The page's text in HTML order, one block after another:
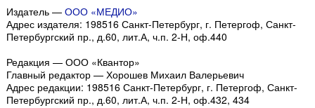
Издатель — ООО «МЕДИО»
Адрес издателя: 198516 Санкт-Петербург, г. Петергоф, Санкт-
Петербургский пр., д.60, лит.А, ч.п. 2-Н, оф.440
Редакция — ООО «Квантор»
Главный редактор — Хорошев Михаил Валерьевич
Адрес редакции: 198516 Санкт-Петербург, г. Петергоф, Санкт-
Петербургский пр., д.60, лит.А, ч.п. 2-Н, оф.432, 434